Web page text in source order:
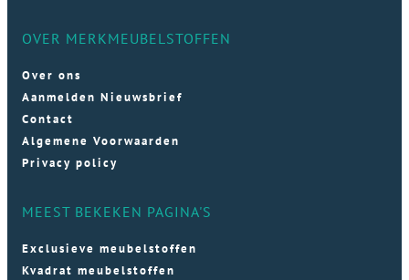
OVER MERKMEUBELSTOFFEN
Over ons
Aanmelden Nieuwsbrief
Contact
Algemene Voorwaarden
Privacy policy
MEEST BEKEKEN PAGINA'S
Exclusieve meubelstoffen
Kvadrat meubelstoffen